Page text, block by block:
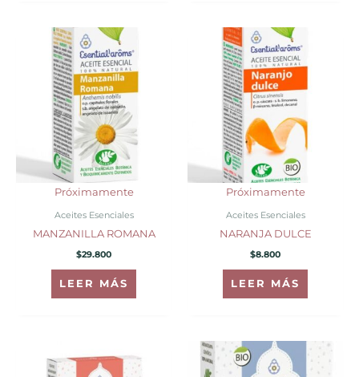
Próximamente
Aceites Esenciales
MANZANILLA ROMANA
$29.800
LEER MÁS
Próximamente
Aceites Esenciales
NARANJA DULCE
$8.800
LEER MÁS